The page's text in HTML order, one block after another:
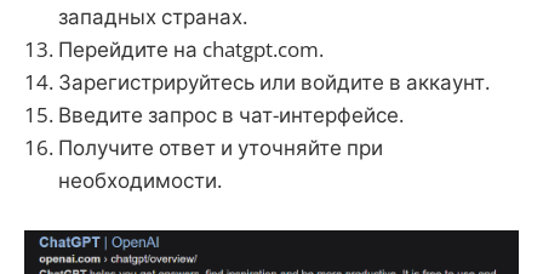
западных странах.
Перейдите на chatgpt.com.
Зарегистрируйтесь или войдите в аккаунт.
Введите запрос в чат-интерфейсе.
Получите ответ и уточняйте при
необходимости.